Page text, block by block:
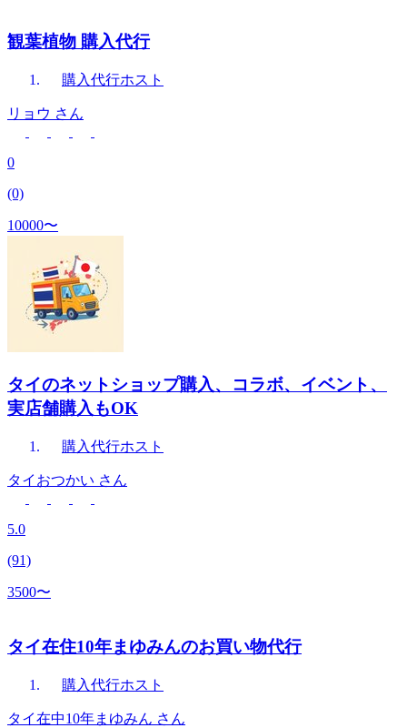
観葉植物 購入代行
購入代行ホスト
リョウ さん
0
(0)
10000〜
タイのネットショップ購入、コラボ、イベント、
実店舗購入もOK
購入代行ホスト
タイおつかい さん
5.0
(91)
3500〜
タイ在住10年まゆみんのお買い物代行
購入代行ホスト
タイ在中10年まゆみん さん